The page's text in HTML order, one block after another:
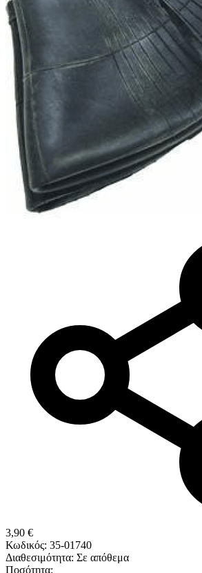
3,90 €
Κωδικός: 35-01740
Διαθεσιμότητα: Σε απόθεμα
Ποσότητα: